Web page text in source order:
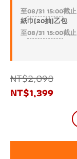
至08/31 15:00截止
紙巾(20抽)乙包
至08/31 15:00截止
NT$2,098
NT$1,399